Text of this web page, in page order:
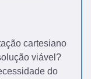
cartesiano
viável?
do